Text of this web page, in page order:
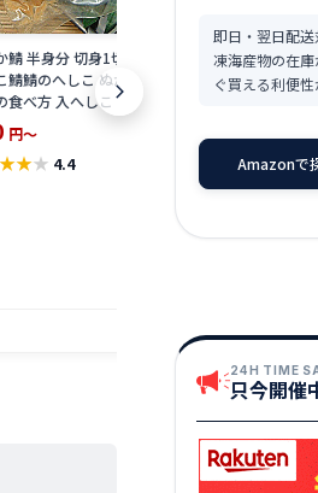
鯖 半身分 切身1切れ 鯖のぬか漬け
鯖鯖のへしこ ぬか漬け 福井 鯖 へ
食べ方 入へしこ 鯖 さば サバ へし
福井 伝統食 限定 楽天 通販 価格
売 お土産
円～
★★★ 4.4
本乾き
送料無料
即日・翌日配
凍海産物の在
ぐ買える利便性
Amazonで
24H TIME
只今開催